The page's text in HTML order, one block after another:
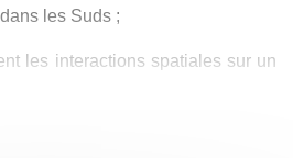
espaces périphériques.
la diversité des
développées dans les Suds
les Suds ;
les interactions spatiales sur un
à l’origine du comportement des